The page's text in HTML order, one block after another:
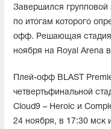
Завершился групповой
по итогам которого
офф. Решающая стадия
ноября на Royal Arena
Плей-офф BLAST
четвертьфинальной
Cloud9 – Heroic и
24 ноября, в 17:30 мск